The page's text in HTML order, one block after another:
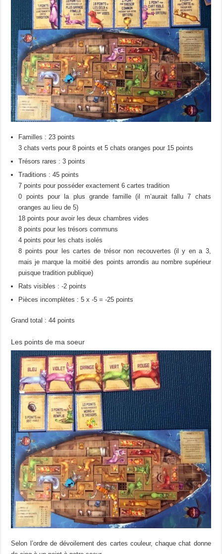
Familles : 23 points
3 chats verts pour 8 points et 5 chats oranges pour 15 points
Trésors rares : 3 points
Traditions : 45 points
7 points pour posséder exactement 6 cartes tradition
0 points pour la plus grande famille (il m’aurait fallu 7 chats
oranges au lieu de 5)
18 points pour avoir les deux chambres vides
8 points pour les trésors communs
4 points pour les chats isolés
8 points pour les cartes de trésor non recouvertes (il y en a 3,
mais je marque la moitié des points arrondis au nombre supérieur
puisque tradition publique)
Rats visibles : -2 points
Pièces incomplètes : 5 x -5 = -25 points
Grand total : 44 points
Les points de ma soeur
Selon l’ordre de dévoilement des cartes couleur, chaque chat donne